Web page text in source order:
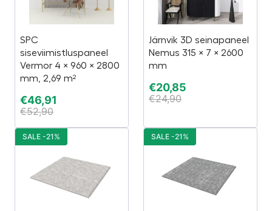
SPC
siseviimistluspaneel
Vermor 4 × 960 × 2800
mm, 2,69 m²
€46,91
€52,90
Järnvik 3D seinapaneel
Nemus 315 × 7 × 2600
mm
€20,85
€24,90
SALE -21% SALE -21%